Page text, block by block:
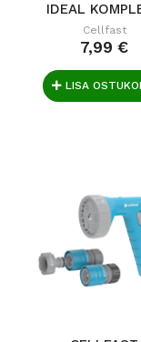
IDEAL
1/2"...
Cellfast
7,99 €
LISA